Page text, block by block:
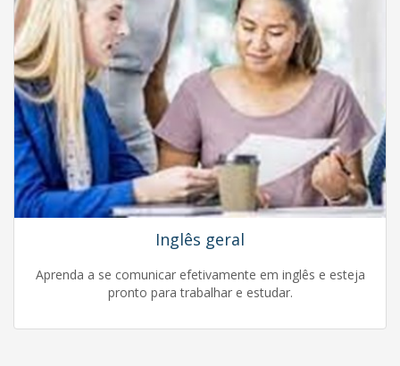
Inglês geral
Aprenda a se comunicar efetivamente em inglês e esteja
pronto para trabalhar e estudar.